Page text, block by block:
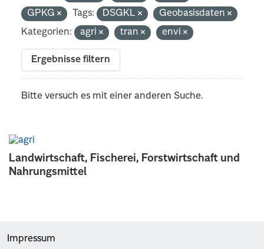
Landwirtschaft, Fischerei, Forstwirtschaft und
Nahrungsmittel
GPKG
Tags: DSGKL
Geobasisdaten
Kategorien:
agri tran envi
Ergebnisse filtern
Bitte versuch es mit einer anderen Suche.
Impressum